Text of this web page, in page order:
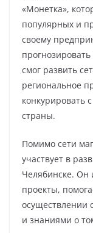
«Монетка»,
популярных и
своему
смог развить
региональное
конкурировать
страны.
Помимо сети
участвует в
Челябинске. Он
проекты,
осуществлении
и знаниями о